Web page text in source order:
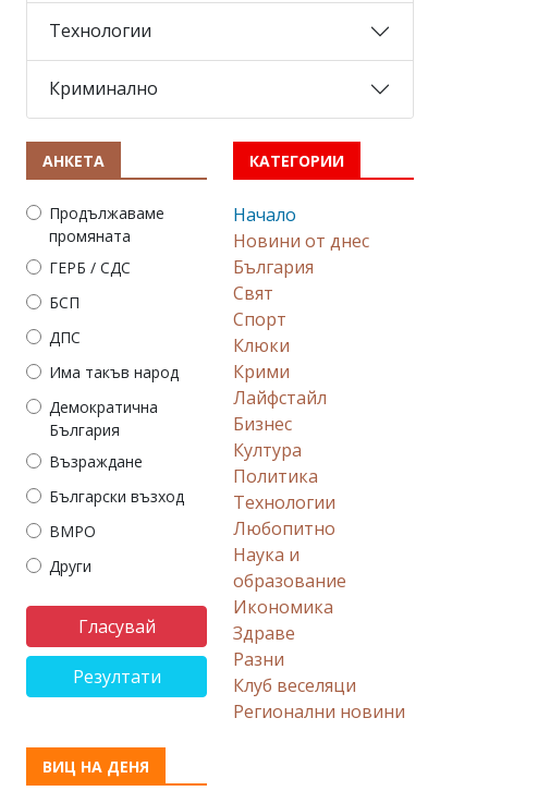
Технологии
Криминално
АНКЕТА
Продължаваме
промяната
ГЕРБ / СДС
БСП
ДПС
Има такъв народ
Демократична
България
Възраждане
Български възход
ВМРО
Други
Резултати
КАТЕГОРИИ
Начало
Новини от днес
България
Свят
Спорт
Клюки
Крими
Лайфстайл
Бизнес
Култура
Политика
Технологии
Любопитно
Наука и
образование
Икономика
Здраве
Разни
Клуб веселяци
Регионални новини
ВИЦ НА ДЕНЯ